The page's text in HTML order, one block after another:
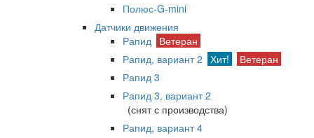
Полюс-G-mini
Датчики движения
Рапид Ветеран
Рапид, вариант 2 Хит!
Ветеран
Рапид 3
Рапид 3, вариант 2
(снят с производства)
Рапид, вариант 4